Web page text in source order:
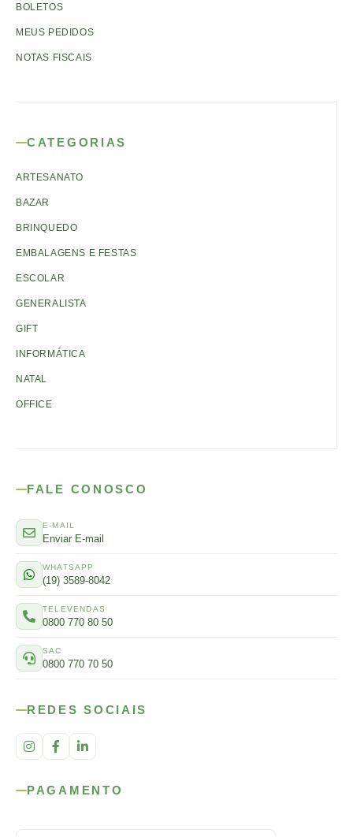
BOLETOS
MEUS PEDIDOS
NOTAS FISCAIS
CATEGORIAS
ARTESANATO
BAZAR
BRINQUEDO
EMBALAGENS E FESTAS
ESCOLAR
GENERALISTA
GIFT
INFORMÁTICA
NATAL
OFFICE
FALE CONOSCO
E-MAIL
Enviar E-mail
WHATSAPP
(19) 3589-8042
TELEVENDAS
0800 770 80 50
SAC
0800 770 70 50
REDES SOCIAIS
PAGAMENTO